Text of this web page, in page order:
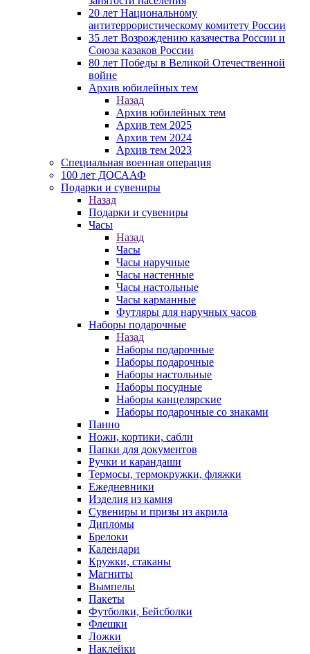
20 лет Национальному
антитеррористическому комитету России
35 лет Возрождению казачества России и
Союза казаков России
80 лет Победы в Великой Отечественной
войне
Архив юбилейных тем
Назад
Архив юбилейных тем
Архив тем 2025
Архив тем 2024
Архив тем 2023
Специальная военная операция
100 лет ДОСААФ
Подарки и сувениры
Назад
Подарки и сувениры
Часы
Назад
Часы
Часы наручные
Часы настенные
Часы настольные
Часы карманные
Футляры для наручных часов
Наборы подарочные
Назад
Наборы подарочные
Наборы подарочные
Наборы настольные
Наборы посудные
Наборы канцелярские
Наборы подарочные со знаками
Панно
Ножи, кортики, сабли
Папки для документов
Ручки и карандаши
Термосы, термокружки, фляжки
Ежедневники
Изделия из камня
Сувениры и призы из акрила
Дипломы
Брелоки
Календари
Кружки, стаканы
Магниты
Вымпелы
Пакеты
Футболки, Бейсболки
Флешки
Ложки
Наклейки